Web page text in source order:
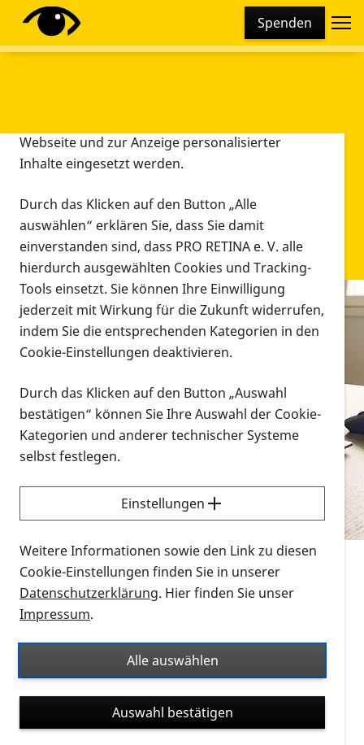
Spenden
Infomaterial
Infomaterial
Vorlesen
Alle Infomaterialien in verschiedenen
Formaten an einem Ort
Sie möchten wissen, wie Sie nach Infonmaterial
suchen und dieses bestellen bzw. herunterladen
können? Schauen Sie sich dieErklärvideos zum
Thema Infomaterial auf der PRO RETINA-Website
für blinde und sehbehinderte Menschen an.
Auf dieser Seite finden Sie sämtliches Infomaterial
Ort. Nutzen Sie den Formatfilter, um ausschließlich
nach Flyern und Broschüren, Audios oder Videos zu
suchen. Die meisten Flyer und Broschüren werden in
verschiedenen Formaten angeboten: zur
postalischen Bestellung als gedruckte Variante
Diese Webseite setzt verschiedene Cookies und
Tracking-Tools ein. Dies beinhaltet Cookies und
Webseite und zur Anzeige personalisierter
Inhalte eingesetzt werden.
Durch das Klicken auf den Button „Alle
auswählen“ erklären Sie, dass Sie damit
einverstanden sind, dass PRO RETINA e. V. alle
hierdurch ausgewählten Cookies und Tracking-
Tools einsetzt. Sie können Ihre Einwilligung
jederzeit mit Wirkung für die Zukunft widerrufen,
indem Sie die entsprechenden Kategorien in den
Cookie-Einstellungen deaktivieren.
Durch das Klicken auf den Button „Auswahl
bestätigen“ können Sie Ihre Auswahl der Cookie-
Kategorien und anderer technischer Systeme
selbst festlegen.
Einstellungen
Weitere Informationen sowie den Link zu diesen
Cookie-Einstellungen finden Sie in unserer
Datenschutzerklärung. Hier finden Sie unser
Impressum.
Alle auswählen
Auswahl bestätigen